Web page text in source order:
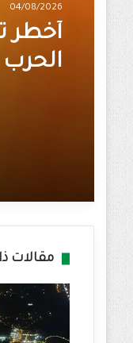
04/08/2026
أخطر
مقالات